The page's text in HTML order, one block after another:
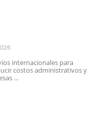
internacionales para
costos administrativos y
...